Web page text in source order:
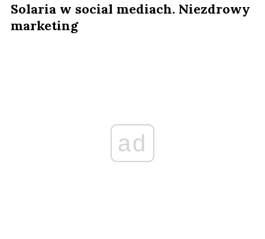
Solaria w social mediach. Niezdrowy
marketing
ad